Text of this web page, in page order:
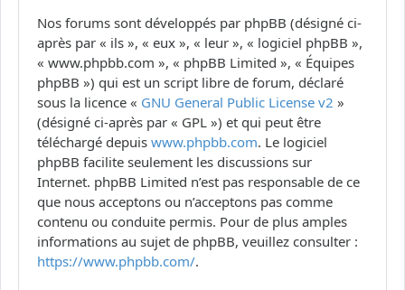
Nos forums sont développés par phpBB (désigné ci-
après par « ils », « eux », « leur », « logiciel phpBB »,
« www.phpbb.com », « phpBB Limited », « Équipes
phpBB ») qui est un script libre de forum, déclaré
sous la licence « GNU General Public License v2 »
(désigné ci-après par « GPL ») et qui peut être
téléchargé depuis www.phpbb.com. Le logiciel
phpBB facilite seulement les discussions sur
Internet. phpBB Limited n’est pas responsable de ce
que nous acceptons ou n’acceptons pas comme
contenu ou conduite permis. Pour de plus amples
informations au sujet de phpBB, veuillez consulter :
https://www.phpbb.com/.